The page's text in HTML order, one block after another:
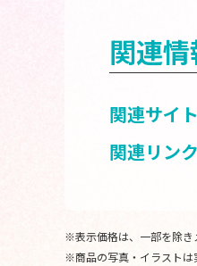
関連
関連サイト
関連リンク
※表示価格は、一部を除き
※商品の写真・イラストは